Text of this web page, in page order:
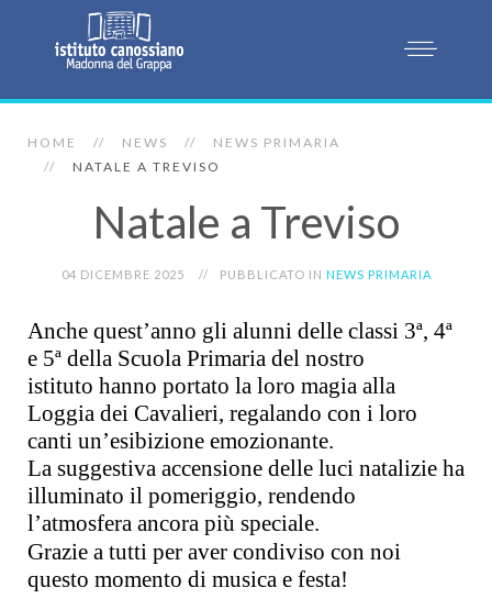
HOME NEWS
NEWS PRIMARIA
NATALE A TREVISO
Natale a Treviso
04 DICEMBRE 2025 PUBBLICATO IN NEWS PRIMARIA
Anche quest’anno gli alunni delle classi 3ª, 4ª
e 5ª della Scuola Primaria del nostro
istituto hanno portato la loro magia alla
Loggia dei Cavalieri, regalando con i loro
canti un’esibizione emozionante.
La suggestiva accensione delle luci natalizie ha
illuminato il pomeriggio, rendendo
l’atmosfera ancora più speciale.
Grazie a tutti per aver condiviso con noi
questo momento di musica e festa!